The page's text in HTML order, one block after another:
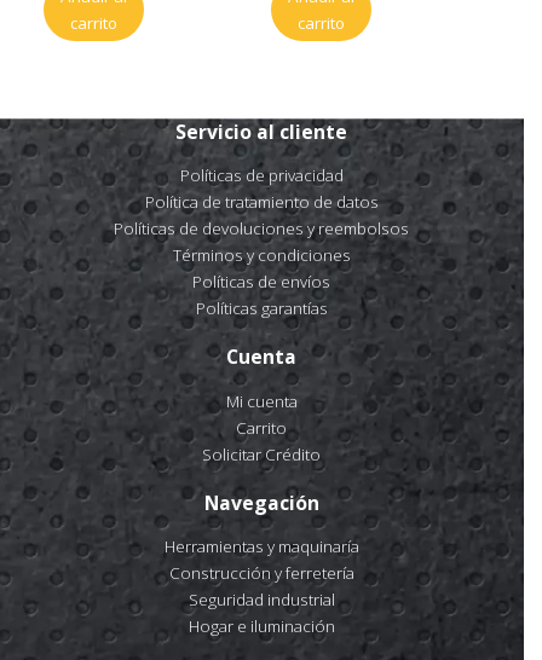
carrito
carrito
Servicio al cliente
Políticas de privacidad
Política de tratamiento de datos
Políticas de devoluciones y reembolsos
Términos y condiciones
Políticas de envíos
Políticas garantías
Cuenta
Mi cuenta
Carrito
Solicitar Crédito
Navegación
Herramientas y maquinaría
Construcción y ferretería
Seguridad industrial
Hogar e iluminación